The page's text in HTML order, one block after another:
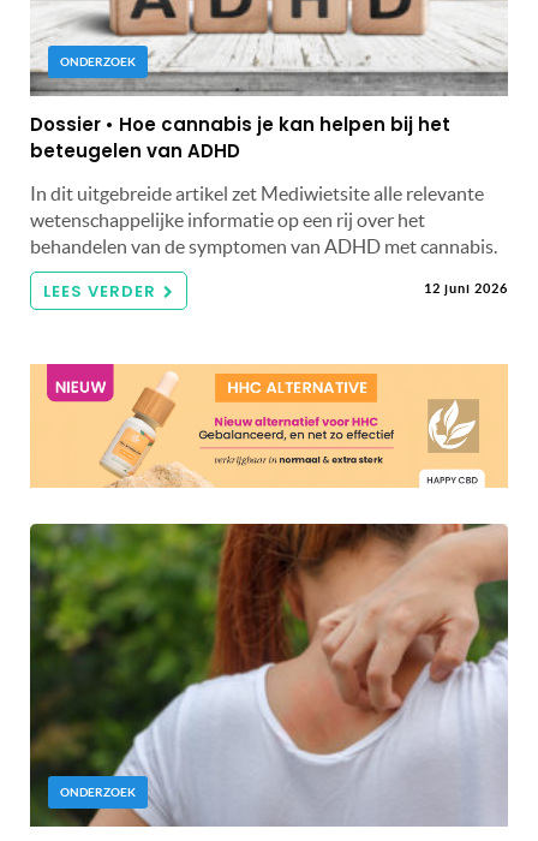
ONDERZOEK
Dossier • Hoe cannabis je kan helpen bij het
beteugelen van ADHD
In dit uitgebreide artikel zet Mediwietsite alle relevante
wetenschappelijke informatie op een rij over het
behandelen van de symptomen van ADHD met cannabis.
LEES VERDER 12 juni 2026
ONDERZOEK